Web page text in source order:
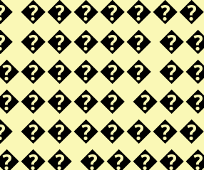
�����